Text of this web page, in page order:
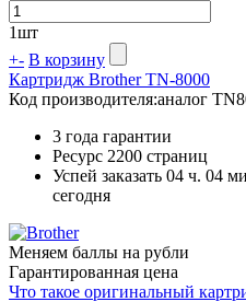
1шт
+- В корзину
Картридж Brother TN-8000
Код производителя:аналог
3 года гарантии
Ресурс 2200 страниц
Успей заказать 04 ч. 04
сегодня
Меняем баллы на рубли
Гарантированная цена
Что такое оригинальный